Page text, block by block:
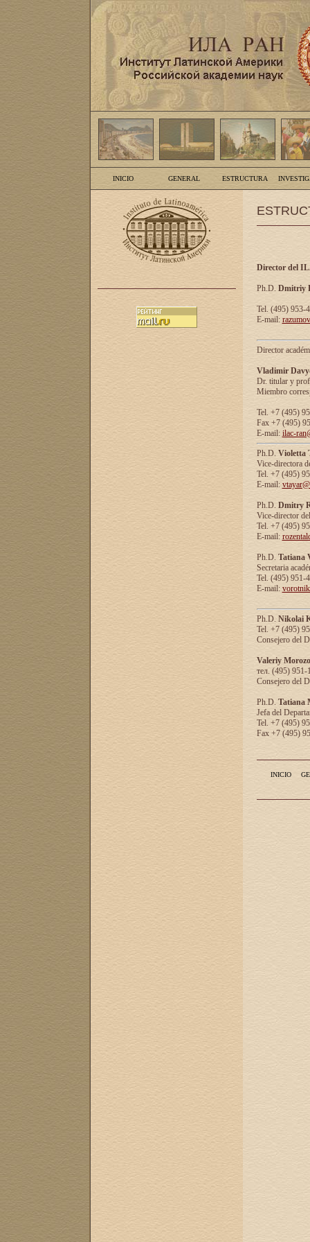
INICIO GENERAL ESTRUCTURA
Director del
Ph.D. Dmitriy
Tel. (495) 953-
E-mail:
Director
Vladimir
Dr. titular y
Miembro
Tel. +7 (495)
Fax +7 (495)
E-mail: ilac-
Ph.D. Violetta
Vice-directora
Tel. +7 (495)
E-mail:
Ph.D. Dmitry
Vice-director
Tel. +7 (495)
E-mail:
Ph.D. Tatiana
Secretaria
Tel. (495) 951-
E-mail:
Ph.D. Nikolai
Tel. +7 (495)
Consejero del
Valeriy
тел. (495) 951-
Consejero del
Ph.D. Tatiana
Jefa del
Tel. +7 (495)
Fax +7 (495)
INICIO